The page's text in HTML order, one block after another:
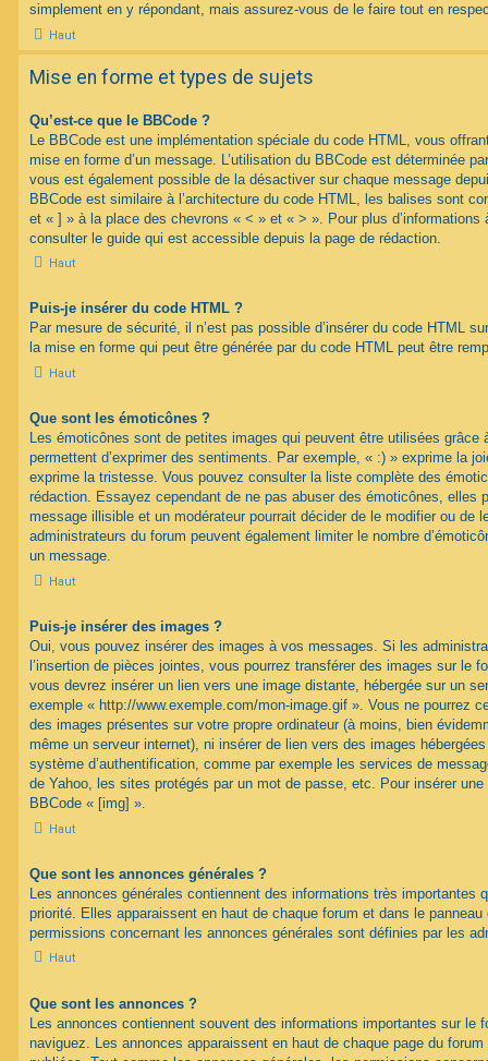
simplement en y répondant, mais assurez-vous de le faire tout en
Haut
Mise en forme et types de sujets
Qu’est-ce que le BBCode ?
Le BBCode est une implémentation spéciale du code HTML, vous
mise en forme d’un message. L’utilisation du BBCode est déterminée
vous est également possible de la désactiver sur chaque message
BBCode est similaire à l’architecture du code HTML, les balises sont
et « ] » à la place des chevrons « < » et « > ». Pour plus d’informations
consulter le guide qui est accessible depuis la page de rédaction.
Haut
Puis-je insérer du code HTML ?
Par mesure de sécurité, il n’est pas possible d’insérer du code HTML
la mise en forme qui peut être générée par du code HTML peut être
Haut
Que sont les émoticônes ?
Les émoticônes sont de petites images qui peuvent être utilisées grâce
permettent d’exprimer des sentiments. Par exemple, « :) » exprime la
exprime la tristesse. Vous pouvez consulter la liste complète des
rédaction. Essayez cependant de ne pas abuser des émoticônes, elles
message illisible et un modérateur pourrait décider de le modifier ou de
administrateurs du forum peuvent également limiter le nombre
un message.
Haut
Puis-je insérer des images ?
Oui, vous pouvez insérer des images à vos messages. Si les
l’insertion de pièces jointes, vous pourrez transférer des images sur le
vous devrez insérer un lien vers une image distante, hébergée sur un
exemple « http://www.exemple.com/mon-image.gif ». Vous ne pourrez
des images présentes sur votre propre ordinateur (à moins, bien
même un serveur internet), ni insérer de lien vers des images
système d’authentification, comme par exemple les services de
de Yahoo, les sites protégés par un mot de passe, etc. Pour insérer
BBCode « [img] ».
Haut
Que sont les annonces générales ?
Les annonces générales contiennent des informations très importantes
priorité. Elles apparaissent en haut de chaque forum et dans le panneau
permissions concernant les annonces générales sont définies par les
Haut
Que sont les annonces ?
Les annonces contiennent souvent des informations importantes sur le
naviguez. Les annonces apparaissent en haut de chaque page du